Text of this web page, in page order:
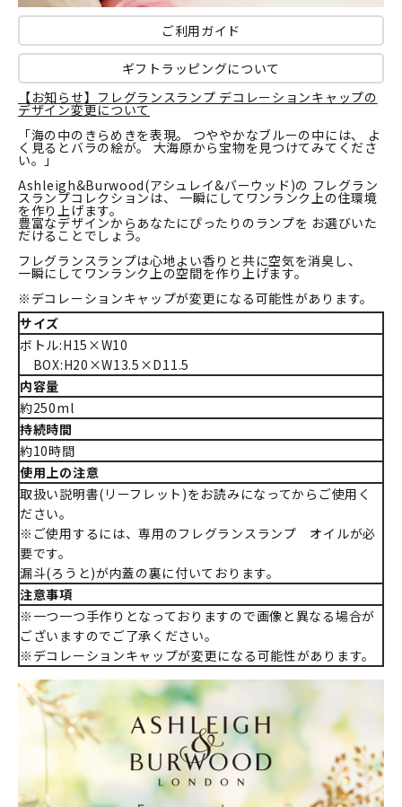
ご利用ガイド
ギフトラッピングについて
【お知らせ】フレグランスランプ デコレーションキャップの
デザイン変更について
「海の中のきらめきを表現。 つややかなブルーの中には、 よ
く見るとバラの絵が。 大海原から宝物を見つけてみてくださ
い。」
Ashleigh&Burwood(アシュレイ&バーウッド)の フレグラン
スランプコレクションは、 一瞬にしてワンランク上の住環境
を作り上げます。
豊富なデザインからあなたにぴったりのランプを お選びいた
だけることでしょう。
フレグランスランプは心地よい香りと共に空気を消臭し、
一瞬にしてワンランク上の空間を作り上げます。
※デコレーションキャップが変更になる可能性があります。
サイズ
ボトル:H15×W10
BOX:H20×W13.5×D11.5
内容量
約250ml
持続時間
約10時間
使用上の注意
取扱い説明書(リーフレット)をお読みになってからご使用く
ださい。
※ご使用するには、専用のフレグランスランプ オイルが必
要です。
漏斗(ろうと)が内蓋の裏に付いております。
注意事項
※一つ一つ手作りとなっておりますので画像と異なる場合が
ございますのでご了承ください。
※デコレーションキャップが変更になる可能性があります。